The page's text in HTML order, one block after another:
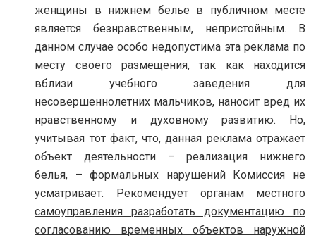
женщины в нижнем белье в публичном месте
является безнравственным, непристойным. В
данном случае особо недопустима эта реклама по
месту своего размещения, так как находится
вблизи учебного заведения для
несовершеннолетних мальчиков, наносит вред их
нравственному и духовному развитию. Но,
учитывая тот факт, что, данная реклама отражает
объект деятельности – реализация нижнего
белья, – формальных нарушений Комиссия не
усматривает. Рекомендует органам местного
самоуправления разработать документацию по
согласованию временных объектов наружной